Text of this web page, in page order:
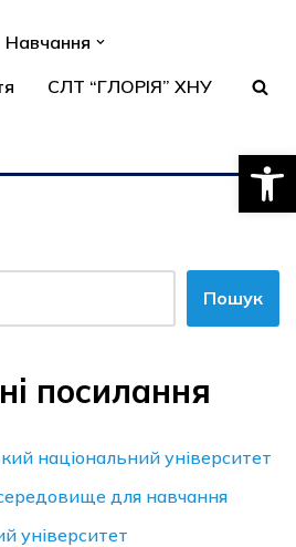
Навчання
СЛТ “ГЛОРІЯ” ХНУ
Пошук
посилання
національний університет
для навчання
університет